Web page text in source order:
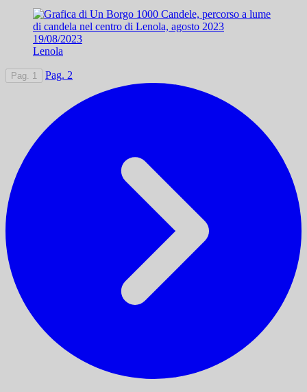
19/08/2023
Lenola
Pag. 1 Pag. 2